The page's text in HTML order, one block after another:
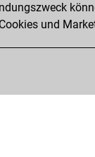
und